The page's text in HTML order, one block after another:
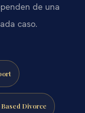
de una
caso.
Divorce